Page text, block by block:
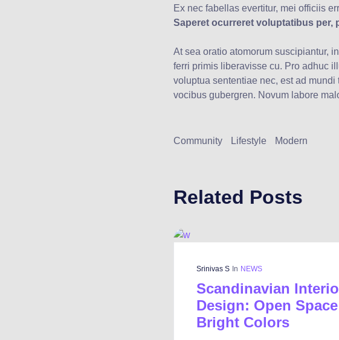
Ex nec fabellas evertitur, mei officiis
Saperet ocurreret voluptatibus per,
At sea oratio atomorum suscipiantur,
ferri primis liberavisse cu. Pro adhuc
voluptua sententiae nec, est ad
vocibus gubergren. Novum labore
Community Lifestyle Modern
Related Posts
Srinivas S In NEWS
Scandinavian
Design: Open
Bright Colors